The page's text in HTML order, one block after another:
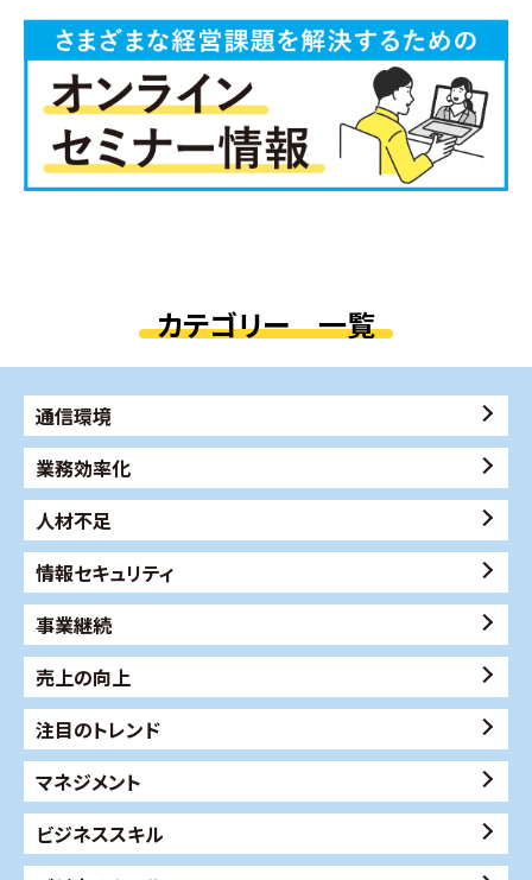
カテゴリー 一覧
通信環境
業務効率化
人材不足
情報セキュリティ
事業継続
売上の向上
注目のトレンド
マネジメント
ビジネススキル